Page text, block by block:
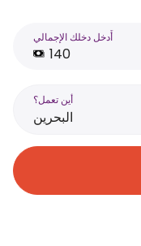
أَدخل دخلك الإجمالي
أين تعمل؟
البحرين